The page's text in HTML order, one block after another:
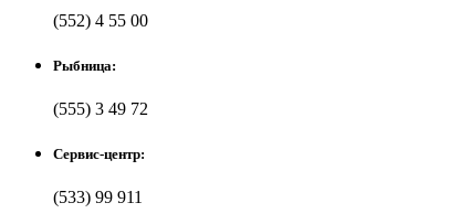
(552) 4 55 00
Рыбница:
(555) 3 49 72
Сервис-центр:
(533) 99 911